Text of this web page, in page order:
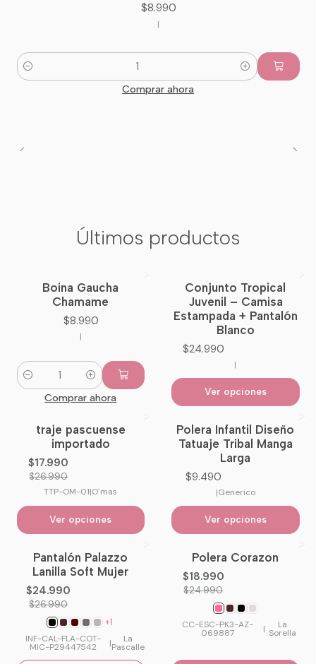
$8.990
|
Cantidad
Comprar ahora
Últimos productos
NuevoBoina Gaucha
Chamame
$8.990
|
Cantidad
Comprar ahora
Conjunto Tropical
Juvenil – Camisa
Estampada + Pantalón
Blanco
$24.990
|
Ver opciones
-33%OFF
traje pascuense
importado
$17.990
$26.990
TTP-OM-01|O´mas
Ver opciones
Polera Infantil Diseño
Tatuaje Tribal Manga
Larga
$9.490
|Generico
Ver opciones
-7%OFF
No disponible
Pantalón Palazzo
Lanilla Soft Mujer
$24.990
$26.990
+1
INF-CAL-FLA-COT-
MIC-P29447542 | La
Pascalle
-24%OFF
Polera Corazon
$18.990
$24.990
CC-ESC-PK3-AZ-
069887 | La
Sorella